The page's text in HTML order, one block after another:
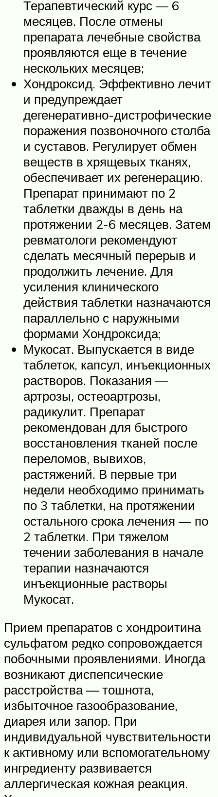
Терапевтический курс — 6
месяцев. После отмены
препарата лечебные свойства
проявляются еще в течение
нескольких месяцев;
Хондроксид. Эффективно лечит
и предупреждает
дегенеративно-дистрофические
поражения позвоночного столба
и суставов. Регулирует обмен
веществ в хрящевых тканях,
обеспечивает их регенерацию.
Препарат принимают по 2
таблетки дважды в день на
протяжении 2-6 месяцев. Затем
ревматологи рекомендуют
сделать месячный перерыв и
продолжить лечение. Для
усиления клинического
действия таблетки назначаются
параллельно с наружными
формами Хондроксида;
Мукосат. Выпускается в виде
таблеток, капсул, инъекционных
растворов. Показания —
артрозы, остеоартрозы,
радикулит. Препарат
рекомендован для быстрого
восстановления тканей после
переломов, вывихов,
растяжений. В первые три
недели необходимо принимать
по 3 таблетки, на протяжении
остального срока лечения — по
2 таблетки. При тяжелом
течении заболевания в начале
терапии назначаются
инъекционные растворы
Мукосат.
Прием препаратов с хондроитина
сульфатом редко сопровождается
побочными проявлениями. Иногда
возникают диспепсические
расстройства — тошнота,
избыточное газообразование,
диарея или запор. При
индивидуальной чувствительности
к активному или вспомогательному
ингредиенту развивается
аллергическая кожная реакция.